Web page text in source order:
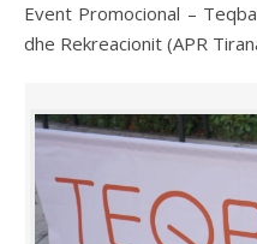
Event Promocional –
dhe Rekreacionit (APR